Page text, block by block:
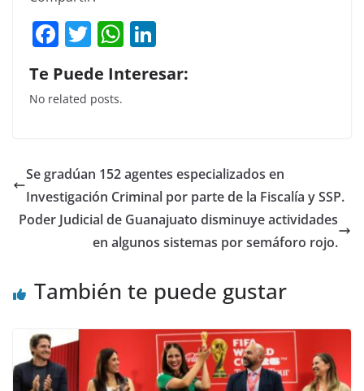
F
a
c
e
o
o
k
T
w
itt
er
W
h
at
p
p
k
n
Te Puede Interesar:
No related posts.
Se gradúan 152 agentes especializados en
Investigación Criminal por parte de la Fiscalía y SSP.
Poder Judicial de Guanajuato disminuye actividades
en algunos sistemas por semáforo rojo.
También te puede gustar